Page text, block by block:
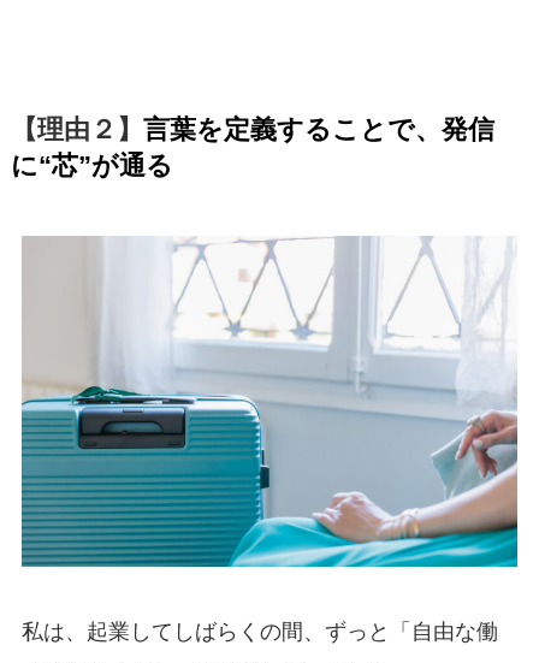
【理由２】 言葉を定義することで、発信
に“芯”が通る
私は、起業してしばらくの間、ずっと「自由な働